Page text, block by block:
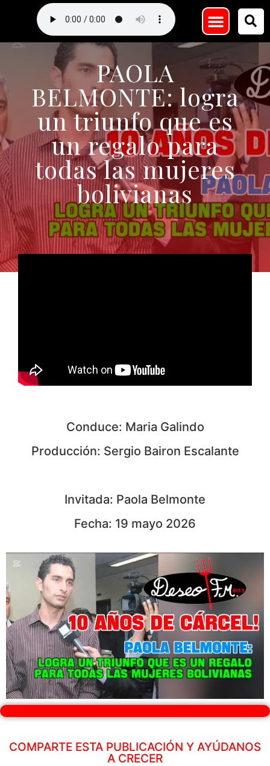
PAOLA
BELMONTE: logra
un triunfo que es
un regalo para
todas las mujeres
bolivianas
Conduce: Maria Galindo
Producción: Sergio Bairon Escalante
Invitada: Paola Belmonte
Fecha: 19 mayo 2026
COMPARTE ESTA PUBLICACIÓN Y AYÚDANOS
A CRECER